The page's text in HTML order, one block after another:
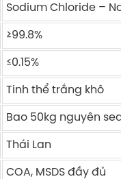
Sodium Chloride –
≥99.8%
≤0.15%
Tinh thể trắng khô
Bao 50kg nguyên
Thái Lan
COA, MSDS đầy đủ